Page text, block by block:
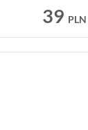
39 PLN